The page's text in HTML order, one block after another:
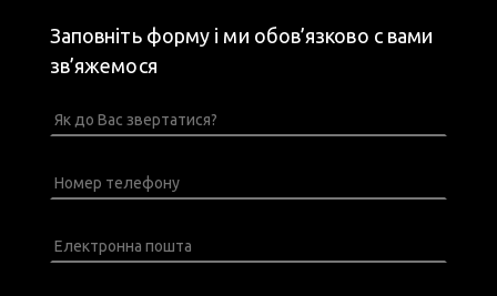
Заповніть форму і ми обов’язково с вами
зв’яжемося